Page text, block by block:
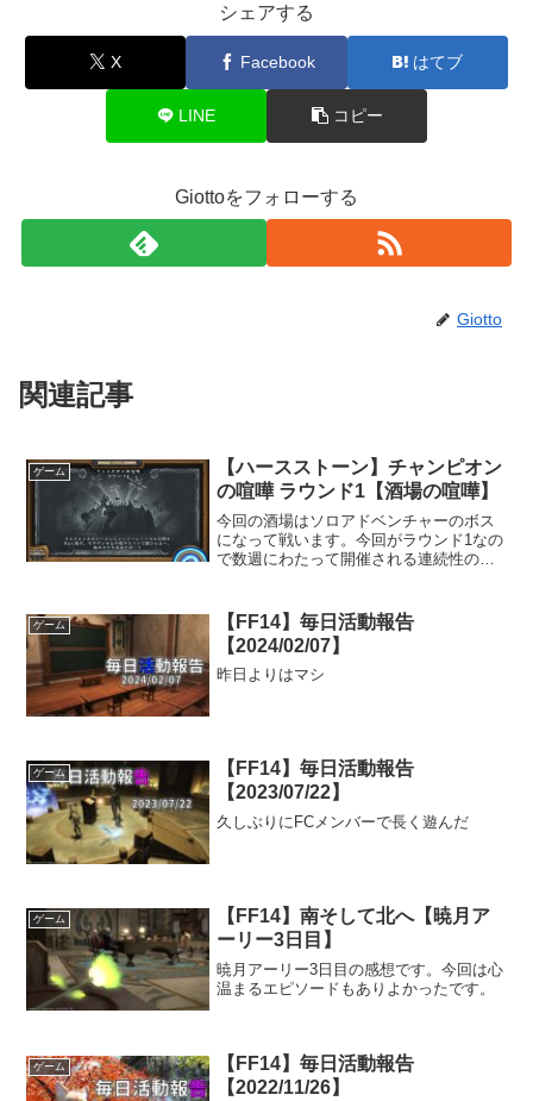
シェアする
X Facebook はてブ
LINE コピー
Giottoをフォローする
Giotto
関連記事
ゲーム
【ハースストーン】チャンピオン
の喧嘩 ラウンド1【酒場の喧嘩】
今回の酒場はソロアドベンチャーのボス
になって戦います。今回がラウンド1なの
で数週にわたって開催される連続性のあ
ゲーム
【FF14】毎日活動報告
【2024/02/07】
昨日よりはマシ
ゲーム
【FF14】毎日活動報告
【2023/07/22】
久しぶりにFCメンバーで長く遊んだ
ゲーム
【FF14】南そして北へ【暁月ア
ーリー3日目】
暁月アーリー3日目の感想です。今回は心
温まるエピソードもありよかったです。
ゲーム
【FF14】毎日活動報告
【2022/11/26】